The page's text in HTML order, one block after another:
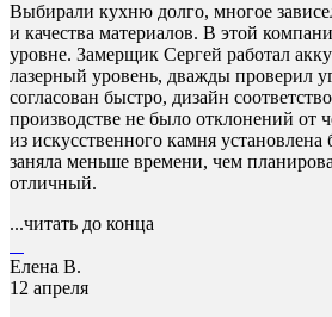
Выбирали кухню долго, многое
и качества материалов. В этой
уровне. Замерщик Сергей работал
лазерный уровень, дважды проверил
согласован быстро, дизайн
производстве не было отклонений от
из искусственного камня установлена
заняла меньше времени, чем
отличный.
...читать до конца
Елена В.
12 апреля